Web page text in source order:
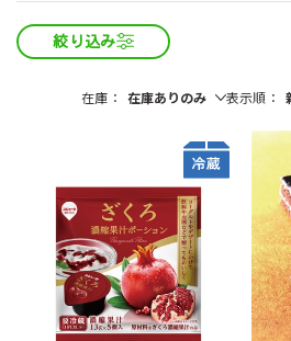
絞り込み
在庫 表示順